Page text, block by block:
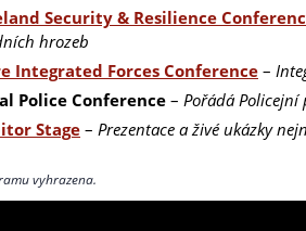
Security & Resilience
hrozeb
Integrated Forces Conference –
Police Conference – Pořádá Policejní
Stage– Prezentace a živé ukázky
vyhrazena.